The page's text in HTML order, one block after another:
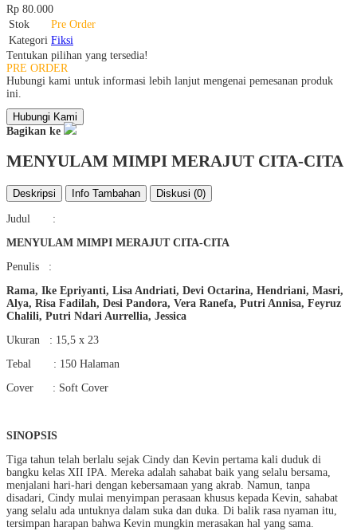
Rp 80.000
Stok
Pre Order
Kategori Fiksi
Tentukan pilihan yang tersedia!
PRE ORDER
Hubungi kami untuk informasi lebih lanjut mengenai pemesanan produk
ini.
Hubungi Kami
Bagikan ke
MENYULAM MIMPI MERAJUT CITA-CITA
Deskripsi Info Tambahan Diskusi (0)
Judul :
MENYULAM MIMPI MERAJUT CITA-CITA
Penulis :
Rama, Ike Epriyanti, Lisa Andriati, Devi Octarina, Hendriani, Masri,
Alya, Risa Fadilah, Desi Pandora, Vera Ranefa, Putri Annisa, Feyruz
Chalili, Putri Ndari Aurrellia, Jessica
Ukuran : 15,5 x 23
Tebal : 150 Halaman
Cover : Soft Cover
SINOPSIS
Tiga tahun telah berlalu sejak Cindy dan Kevin pertama kali duduk di
bangku kelas XII IPA. Mereka adalah sahabat baik yang selalu bersama,
menjalani hari-hari dengan kebersamaan yang akrab. Namun, tanpa
disadari, Cindy mulai menyimpan perasaan khusus kepada Kevin, sahabat
yang selalu ada untuknya dalam suka dan duka. Di balik rasa nyaman itu,
tersimpan harapan bahwa Kevin mungkin merasakan hal yang sama.